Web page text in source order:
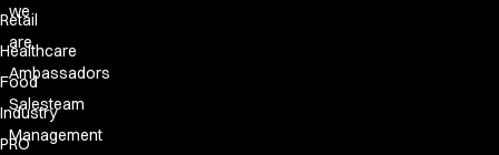
Retail
Healthcare
Food
Industry
PRO
we
are
Ambassadors
Salesteam
Management